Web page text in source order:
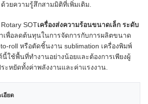
ยความรู้สึกสามมิติที่เพิ่มเติม.
SOTเครื่องส่งความร้อนขนาดเล็ก ระดับ
เพื่อลดต้นทุนในการจัดการกับการผลิตขนาด
roll หรือตัดชิ้นงาน sublimation เครื่องพิมพ์
ใช้พื้นที่ทํางานอย่างน้อยและต้องการเพียงผู้
ะหยัดทั้งค่าพลังงานและค่าแรงงาน.
เอียด